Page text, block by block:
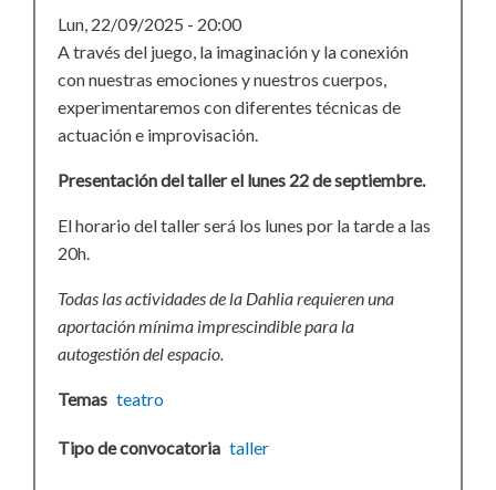
Lun, 22/09/2025 - 20:00
A través del juego, la imaginación y la conexión
con nuestras emociones y nuestros cuerpos,
experimentaremos con diferentes técnicas de
actuación e improvisación.
Presentación del taller el lunes 22 de septiembre.
El horario del taller será los lunes por la tarde a las
20h.
Todas las actividades de la Dahlia requieren una
aportación mínima imprescindible para la
autogestión del espacio.
Temas teatro
Tipo de convocatoria taller